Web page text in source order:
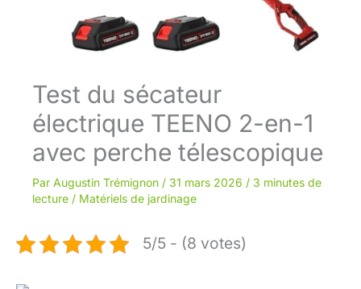
Test du sécateur
électrique TEENO 2-en-1
avec perche télescopique
Par Augustin Trémignon / 31 mars 2026 / 3 minutes de
lecture / Matériels de jardinage
5/5 - (8 votes)